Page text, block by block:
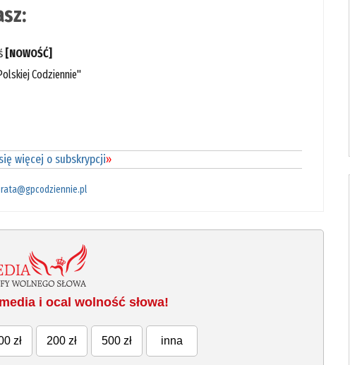
[NOWOŚĆ]
Codziennie"
więcej o subskrypcji»
i ocal wolność słowa!
zł 200 zł 500 zł inna